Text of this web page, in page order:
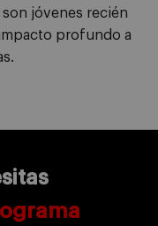
jóvenes recién
profundo a